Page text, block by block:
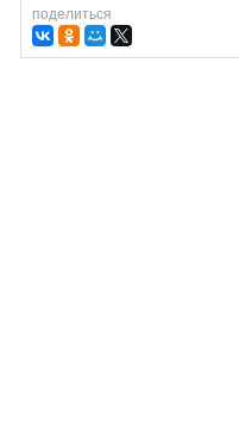
поделиться